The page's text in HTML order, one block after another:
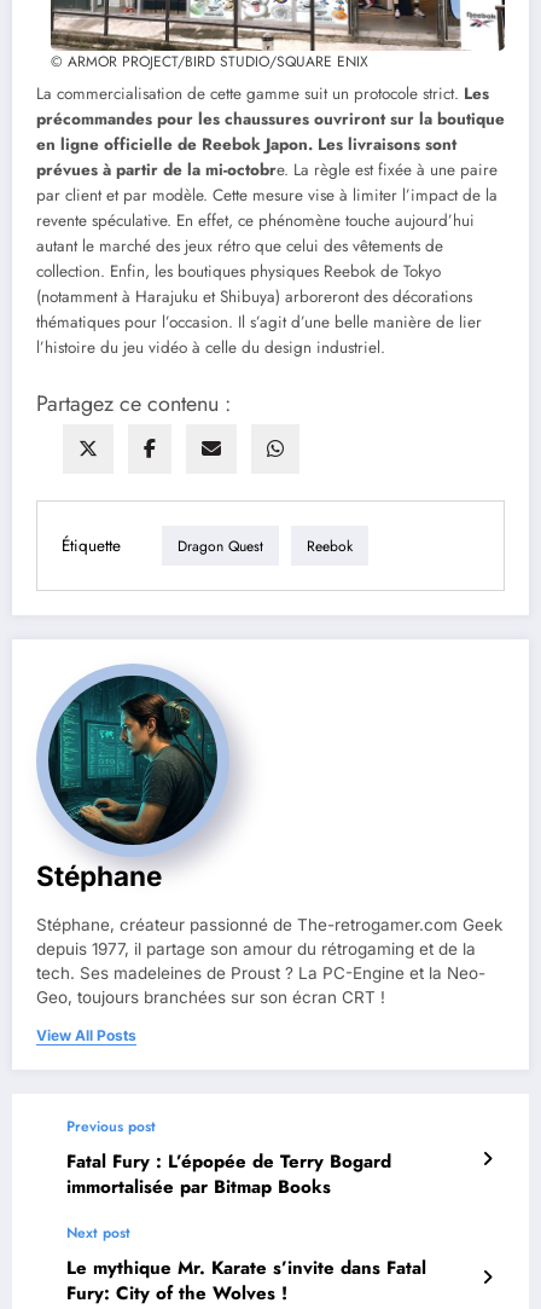
© ARMOR PROJECT/BIRD STUDIO/SQUARE ENIX
La commercialisation de cette gamme suit un protocole strict. Les
précommandes pour les chaussures ouvriront sur la boutique
en ligne officielle de Reebok Japon. Les livraisons sont
prévues à partir de la mi-octobre. La règle est fixée à une paire
par client et par modèle. Cette mesure vise à limiter l’impact de la
revente spéculative. En effet, ce phénomène touche aujourd’hui
autant le marché des jeux rétro que celui des vêtements de
collection. Enfin, les boutiques physiques Reebok de Tokyo
(notamment à Harajuku et Shibuya) arboreront des décorations
thématiques pour l’occasion. Il s’agit d’une belle manière de lier
l’histoire du jeu vidéo à celle du design industriel.
Partagez ce contenu :
Étiquette Dragon Quest Reebok
Stéphane
Stéphane, créateur passionné de The-retrogamer.com Geek
depuis 1977, il partage son amour du rétrogaming et de la
tech. Ses madeleines de Proust ? La PC-Engine et la Neo-
Geo, toujours branchées sur son écran CRT !
View All Posts
Previous post
Fatal Fury : L’épopée de Terry Bogard
immortalisée par Bitmap Books
Next post
Le mythique Mr. Karate s’invite dans Fatal
Fury: City of the Wolves !